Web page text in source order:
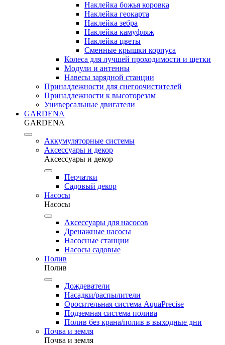
Наклейка божья коровка
Наклейка геокарта
Наклейка зебра
Наклейка камуфляж
Наклейка цветы
Сменные крышки корпуса
Колеса для лучшей проходимости и щетки
Модули и антенны
Навесы зарядной станции
Принадлежности для снегоочистителей
Принадлежности к высоторезам
Универсальные двигатели
GARDENA
GARDENA
Аккумуляторные системы
Аксессуары и декор
Аксессуары и декор
Перчатки
Садовый декор
Насосы
Насосы
Аксессуары для насосов
Дренажные насосы
Насосные станции
Насосы садовые
Полив
Полив
Дождеватели
Насадки/распылители
Оросительная система AquaPrecise
Подземная система полива
Полив без крана/полив в выходные дни
Почва и земля
Почва и земля